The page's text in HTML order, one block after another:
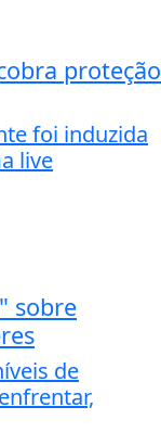
proteção
foi induzida
live
sobre
de